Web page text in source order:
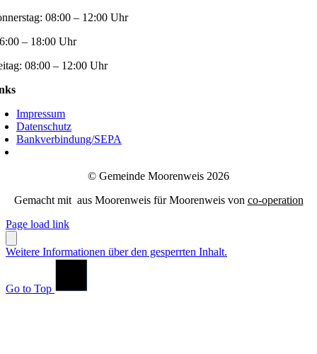
08:00 – 12:00 Uhr
– 18:00 Uhr
08:00 – 12:00 Uhr
Impressum
Datenschutz
Bankverbindung/SEPA
© Gemeinde Moorenweis 2026
Gemacht mit aus Moorenweis für Moorenweis von co-operation
Page load link
Weitere Informationen über den gesperrten Inhalt.
Go to Top